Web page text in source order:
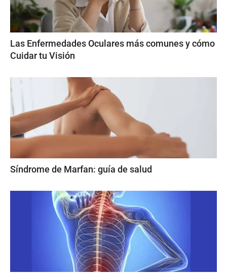
Las Enfermedades Oculares más comunes y cómo
Cuidar tu Visión
Síndrome de Marfan: guía de salud